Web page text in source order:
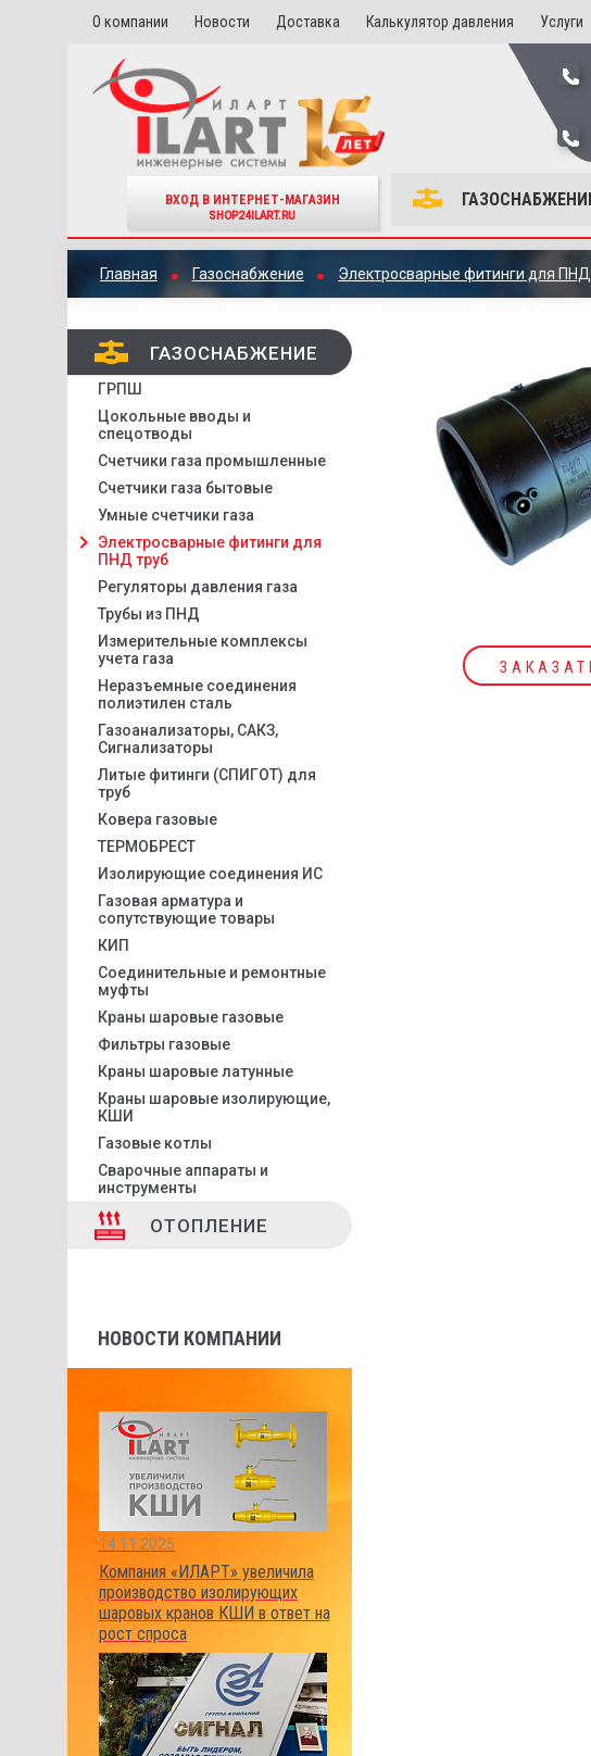
О компании Новости Доставка Калькулятор давления Услуги
ВХОД В ИНТЕРНЕТ-МАГАЗИН
SHOP24ILART.RU
Главная Газоснабжение Электросварные фитинги для ПНД
ГАЗОСНАБЖЕНИЕ
ГРПШ
Цокольные вводы и
спецотводы
Счетчики газа промышленные
Счетчики газа бытовые
Умные счетчики газа
Электросварные фитинги для
ПНД труб
Регуляторы давления газа
Трубы из ПНД
Измерительные комплексы
учета газа
Неразъемные соединения
полиэтилен сталь
Газоанализаторы, САКЗ,
Сигнализаторы
Литые фитинги (СПИГОТ) для
труб
Ковера газовые
ТЕРМОБРЕСТ
Изолирующие соединения ИС
Газовая арматура и
сопутствующие товары
КИП
Соединительные и ремонтные
муфты
Краны шаровые газовые
Фильтры газовые
Краны шаровые латунные
Краны шаровые изолирующие,
КШИ
Газовые котлы
Сварочные аппараты и
инструменты
ОТОПЛЕНИЕ
НОВОСТИ КОМПАНИИ
14.11.2025
Компания «ИЛАРТ» увеличила
производство изолирующих
шаровых кранов КШИ в ответ на
рост спроса